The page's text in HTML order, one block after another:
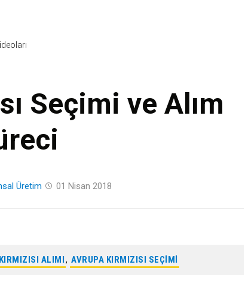
Seçimi ve Alım
Üretim 01 Nisan 2018
ALIMI, AVRUPA KIRMIZISI SEÇIMI